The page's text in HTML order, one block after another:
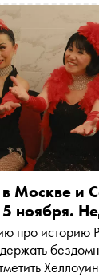
в Москве и
ноября.
про историю